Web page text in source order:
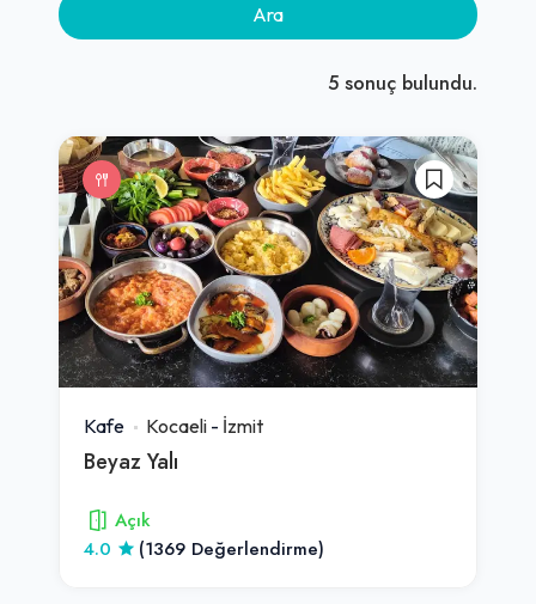
Ara
5 sonuç bulundu.
Kafe Kocaeli - İzmit
Beyaz Yalı
Açık
4.0
(1369 Değerlendirme)